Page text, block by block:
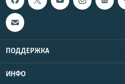
ПОДДЕРЖКА
ИНФО